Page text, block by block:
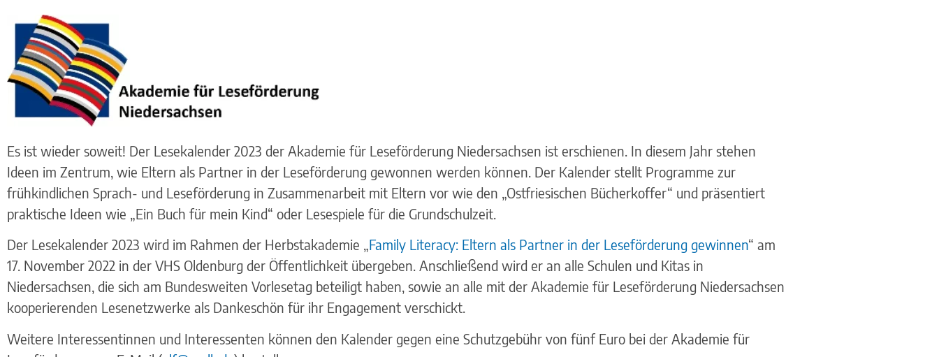
Es ist wieder soweit! Der Lesekalender 2023 der Akademie für Leseförderung Niedersachsen ist erschienen. In diesem Jahr stehen
Ideen im Zentrum, wie Eltern als Partner in der Leseförderung gewonnen werden können. Der Kalender stellt Programme zur
frühkindlichen Sprach- und Leseförderung in Zusammenarbeit mit Eltern vor wie den „Ostfriesischen Bücherkoffer“ und präsentiert
praktische Ideen wie „Ein Buch für mein Kind“ oder Lesespiele für die Grundschulzeit.
Der Lesekalender 2023 wird im Rahmen der Herbstakademie „Family Literacy: Eltern als Partner in der Leseförderung gewinnen“ am
17. November 2022 in der VHS Oldenburg der Öffentlichkeit übergeben. Anschließend wird er an alle Schulen und Kitas in
Niedersachsen, die sich am Bundesweiten Vorlesetag beteiligt haben, sowie an alle mit der Akademie für Leseförderung Niedersachsen
kooperierenden Lesenetzwerke als Dankeschön für ihr Engagement verschickt.
Weitere Interessentinnen und Interessenten können den Kalender gegen eine Schutzgebühr von fünf Euro bei der Akademie für